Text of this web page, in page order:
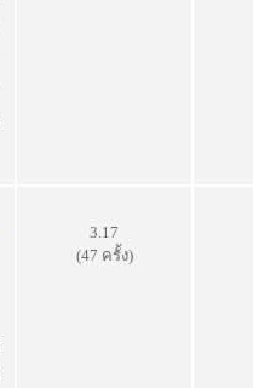
3.17
(47 ครั้ง)